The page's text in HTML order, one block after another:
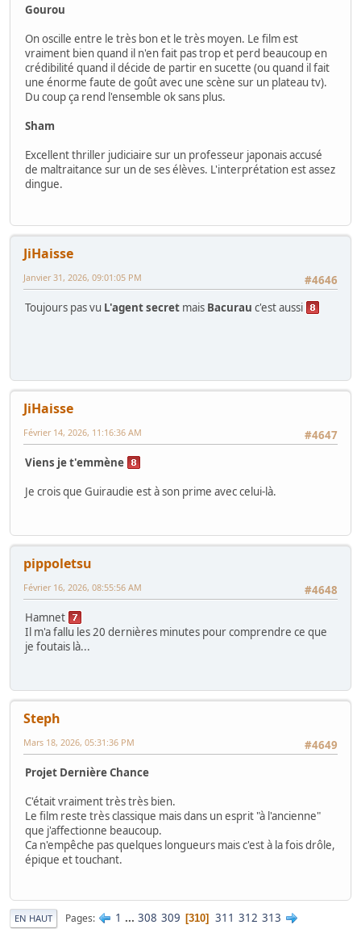
Gourou
On oscille entre le très bon et le très moyen. Le film est
vraiment bien quand il n'en fait pas trop et perd beaucoup en
crédibilité quand il décide de partir en sucette (ou quand il fait
une énorme faute de goût avec une scène sur un plateau tv).
Du coup ça rend l'ensemble ok sans plus.
Sham
Excellent thriller judiciaire sur un professeur japonais accusé
de maltraitance sur un de ses élèves. L'interprétation est assez
dingue.
JiHaisse
#4646
Janvier 31, 2026, 09:01:05 PM
Toujours pas vu L'agent secret mais Bacurau c'est aussi
JiHaisse
#4647
Février 14, 2026, 11:16:36 AM
Viens je t'emmène
Je crois que Guiraudie est à son prime avec celui-là.
pippoletsu
#4648
Février 16, 2026, 08:55:56 AM
Hamnet
Il m'a fallu les 20 dernières minutes pour comprendre ce que
je foutais là...
Steph
#4649
Mars 18, 2026, 05:31:36 PM
Projet Dernière Chance
C'était vraiment très très bien.
Le film reste très classique mais dans un esprit "à l'ancienne"
que j'affectionne beaucoup.
Ca n'empêche pas quelques longueurs mais c'est à la fois drôle,
épique et touchant.
EN HAUT Pages 1 ... 308 309 310 311 312 313